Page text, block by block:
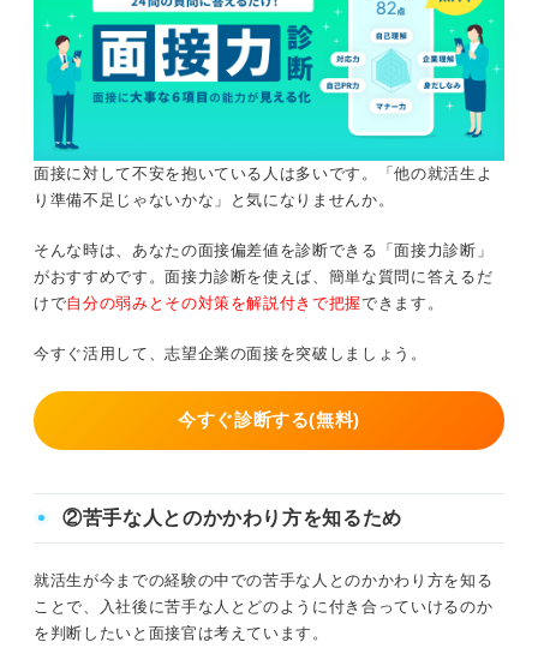
面接に対して不安を抱いている人は多いです。「他の就活生よ
り準備不足じゃないかな」と気になりませんか。
そんな時は、あなたの面接偏差値を診断できる「面接力診断」
がおすすめです。面接力診断を使えば、簡単な質問に答えるだ
けで自分の弱みとその対策を解説付きで把握できます。
今すぐ活用して、志望企業の面接を突破しましょう。
今すぐ診断する(無料)
②苦手な人とのかかわり方を知るため
就活生が今までの経験の中での苦手な人とのかかわり方を知る
ことで、入社後に苦手な人とどのように付き合っていけるのか
を判断したいと面接官は考えています。